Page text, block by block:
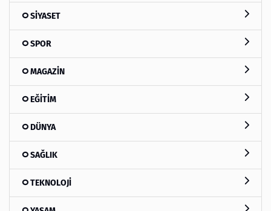
SİYASET
SPOR
MAGAZİN
EĞİTİM
DÜNYA
SAĞLIK
TEKNOLOJİ